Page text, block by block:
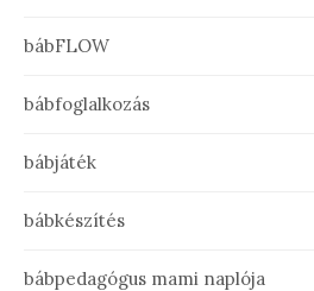
bábFLOW
bábfoglalkozás
bábjáték
bábkészítés
bábpedagógus mami naplója